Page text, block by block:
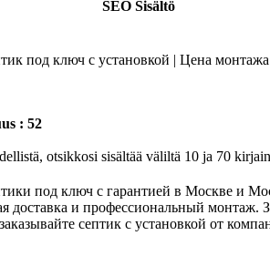
SEO Sisältö
под ключ с установкой | Цена
: 52
otsikkosi sisältää väliltä 10 ja 70
под ключ с гарантией в Москве и
доставка и профессиональный монтаж.
септик с установкой от